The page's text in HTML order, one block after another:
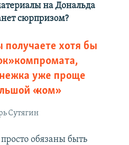
на Дональда
сюрпризом?
получаете хотя бы
компромата,
уже проще
«ком»
Сутягин
обязаны быть